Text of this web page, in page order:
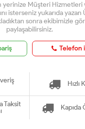
yerinize Müşteri Hizmetleri
isterseniz yukarıda
sonra ekibimizle
paylaşabilirsiniz.
Telefon
Hızlı
Taksit
Kapıda